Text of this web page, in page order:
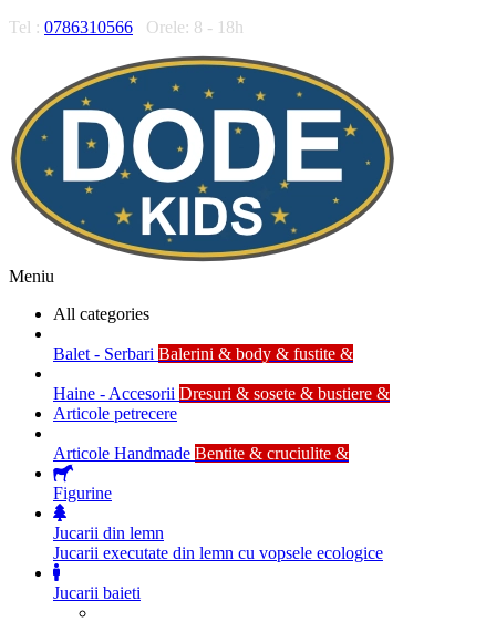
Tel : 0786310566 Orele: 8 - 18h
Meniu
All categories
Balet - Serbari Balerini & body & fustite &
Haine - Accesorii Dresuri & sosete & bustiere &
Articole petrecere
Articole Handmade Bentite & cruciulite &
Figurine
Jucarii din lemn
Jucarii executate din lemn cu vopsele ecologice
Jucarii baieti